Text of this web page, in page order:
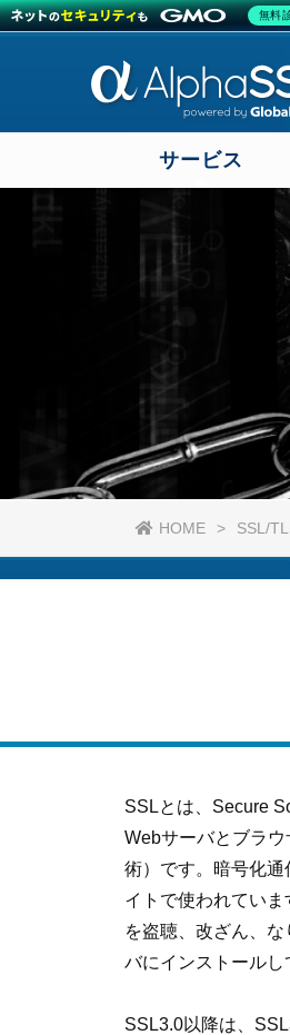
サービス
HOME SSL/
SSLとは、Secure
Webサーバとブラ
術）です。暗号化
イトで使われてい
を盗聴、改ざん、
バにインストールし
SSL3.0以降は、
無料